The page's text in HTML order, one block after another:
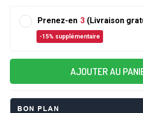
Prenez-en 3 (Livraison
-15% supplémentaire
AJOUTER AU
BON PLAN